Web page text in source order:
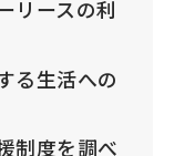
リースの利
る生活への
制度を調べ